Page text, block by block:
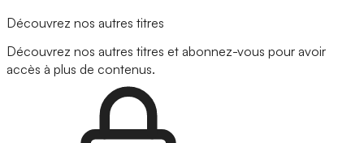
Découvrez nos autres titres
Découvrez nos autres titres et abonnez-vous pour avoir
accès à plus de contenus.